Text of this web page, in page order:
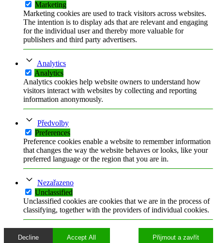
Marketing
Marketing cookies are used to track visitors across websites.
The intention is to display ads that are relevant and engaging
for the individual user and thereby more valuable for
publishers and third party advertisers.
Analytics
Analytics
Analytics cookies help website owners to understand how
visitors interact with websites by collecting and reporting
information anonymously.
Předvolby
Preferences
Preference cookies enable a website to remember information
that changes the way the website behaves or looks, like your
preferred language or the region that you are in.
Nezařazeno
Unclassified
Unclassified cookies are cookies that we are in the process of
classifying, together with the providers of individual cookies.
Decline Accept All Přijmout a zavřít